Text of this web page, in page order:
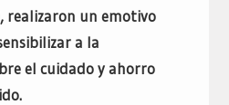
realizaron un emotivo
a la
el cuidado y ahorro